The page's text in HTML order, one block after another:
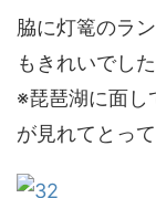
脇に灯篭のラ
もきれいでし
※琵琶湖に面し
が見れてとっ